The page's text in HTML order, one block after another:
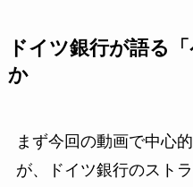
ドイツ銀行が語る
か
まず今回の動画で中心
が、ドイツ銀行のスト